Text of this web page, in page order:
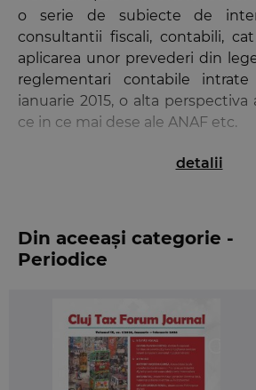
o serie de subiecte de
consultantii fiscali, contabili,
aplicarea unor prevederi din
reglementari contabile
ianuarie 2015, o alta
ce in ce mai dese ale ANAF etc.
perioada 15 mairtie – 19 aprilie 2015
- Agenda obligatiilor fiscale
- Articolul semnat de Gheorghe
superior, AJFP Sibiu,
insolventa si lichidari)
impozabile si a TVA colectata
detalii
Din aceeași categorie -
Periodice